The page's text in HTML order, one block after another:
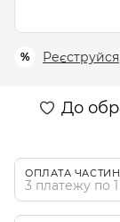
% Реєструйся
До
ОПЛАТА
3 платежу по